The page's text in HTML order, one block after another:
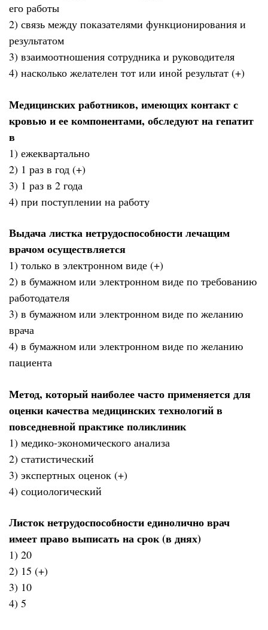
его работы
2) связь между показателями функционирования и
результатом
3) взаимоотношения сотрудника и руководителя
4) насколько желателен тот или иной результат (+)
Медицинских работников, имеющих контакт с
кровью и ее компонентами, обследуют на гепатит
в
1) ежеквартально
2) 1 раз в год (+)
3) 1 раз в 2 года
4) при поступлении на работу
Выдача листка нетрудоспособности лечащим
врачом осуществляется
1) только в электронном виде (+)
2) в бумажном или электронном виде по требованию
работодателя
3) в бумажном или электронном виде по желанию
врача
4) в бумажном или электронном виде по желанию
пациента
Метод, который наиболее часто применяется для
оценки качества медицинских технологий в
повседневной практике поликлиник
1) медико-экономического анализа
2) статистический
3) экспертных оценок (+)
4) социологический
Листок нетрудоспособности единолично врач
имеет право выписать на срок (в днях)
1) 20
2) 15 (+)
3) 10
4) 5